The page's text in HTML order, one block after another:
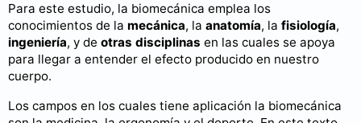
Para este estudio, la biomecánica emplea los
conocimientos de la mecánica, la anatomía, la fisiología,
ingeniería, y de otras disciplinas en las cuales se apoya
para llegar a entender el efecto producido en nuestro
cuerpo.
Los campos en los cuales tiene aplicación la biomecánica